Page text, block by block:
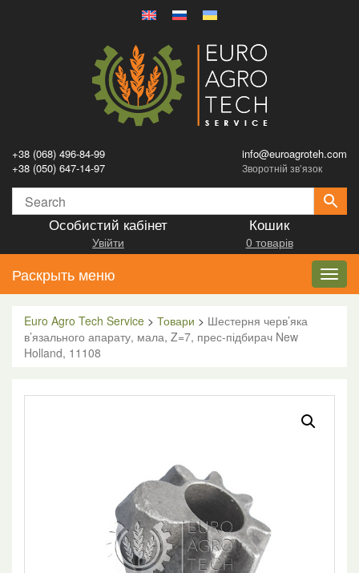
+38 (068) 496-84-99
+38 (050) 647-14-97
info@euroagroteh.com
Зворотній зв’язок
Особистий кабінет
Увійти
Кошик
0 товарів
Раскрыть меню
Euro Agro Tech Service > Товари > Шестерня черв’яка
в’язального апарату, мала, Z=7, прес-підбирач New
Holland, 11108